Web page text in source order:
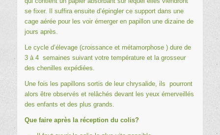
se fixer. Il suffira ensuite d’épingler ce support dans une
cage aérée pour les voir émerger en papillon une dizaine de
jours après.
Le cycle d’élevage (croissance et métamorphose ) dure de
3 à 4 semaines suivant votre température et la grosseur
des chenilles expédiées.
Une fois les papillons sortis de leur chrysalide, ils pourront
alors être observés et relâchés devant les yeux émerveillés
des enfants et des plus grands.
Que faire après la réception du colis?